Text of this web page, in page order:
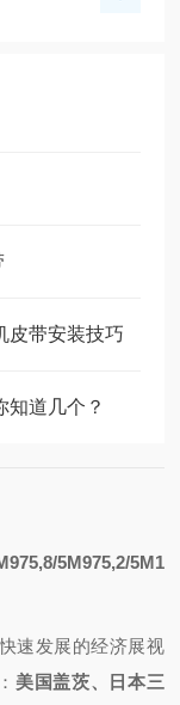
皮带安装技巧
知道几个？
5M975,2/5M1
速发展的经济展视
： 美国盖茨、日本三